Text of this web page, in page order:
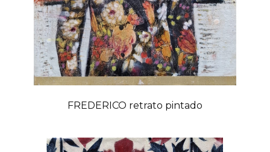
FREDERICO retrato pintado